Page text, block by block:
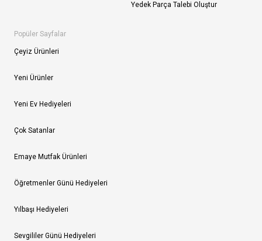
Yedek Parça Talebi Oluştur
Popüler Sayfalar
Çeyiz Ürünleri
Yeni Ürünler
Yeni Ev Hediyeleri
Çok Satanlar
Emaye Mutfak Ürünleri
Öğretmenler Günü Hediyeleri
Yılbaşı Hediyeleri
Sevgililer Günü Hediyeleri